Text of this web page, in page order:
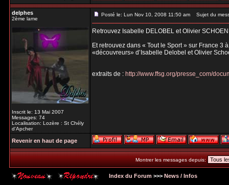
delphes
2ème lame
Inscrit le: 13 Mai 2007
Messages: 74
Localisation: Lozère : St Chély
d'Apcher
Posté le: Lun Nov 10, 2008 11:50 am Sujet du
Retrouvez Isabelle DELOBEL et Olivier
Et retrouvez dans « Tout le Sport » sur France 3
«découvreurs» d’Isabelle Delobel et Olivier
extraits de :http://www.ffsg.org/presse_com/
Revenir en haut de page
Montrer les messages depuis:
Index du Forum >>> News / Infos